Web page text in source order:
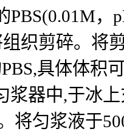
PBS(0.01M
织剪碎。将
具体体积
浆器中,于冰
将匀浆液于